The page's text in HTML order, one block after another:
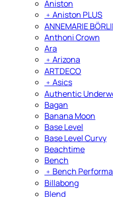
Aniston
﹢ Aniston PLUS
ANNEMARIE
Anthoni Crown
Ara
﹢ Arizona
ARTDECO
﹢ Asics
Authentic
Bagan
Banana Moon
Base Level
Base Level Curvy
Beachtime
Bench
﹢ Bench
Billabong
Blend